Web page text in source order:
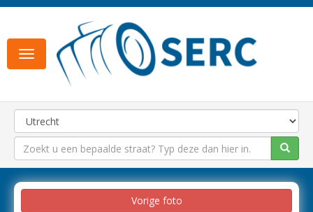
Toggle
navigation
Vorige foto